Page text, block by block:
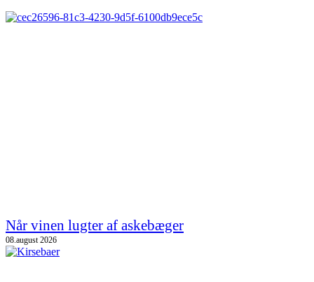
Når vinen lugter af askebæger
08.august 2026